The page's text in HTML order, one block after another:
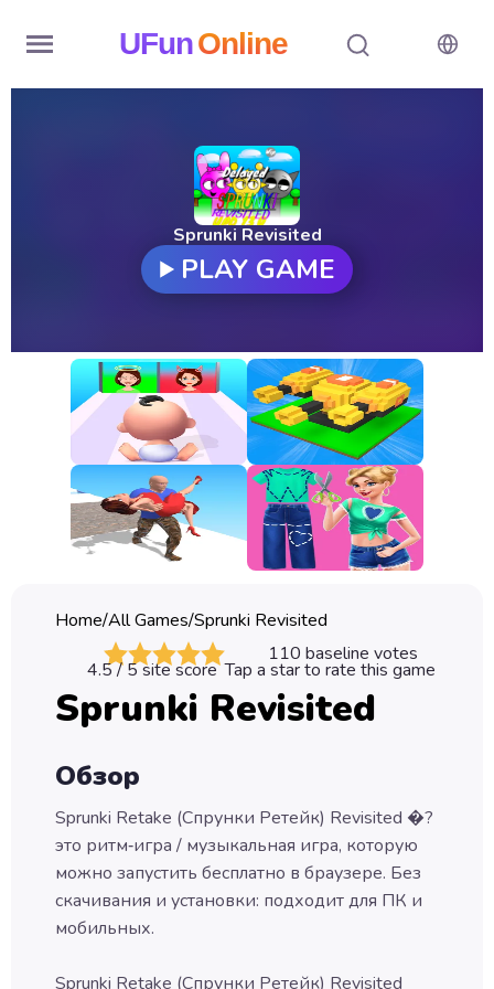
UFunOnline
New
Games
All
Games
Classic
Sprunki
Games
Car
Games
Games
Puzzle
Games
Sprunki Revisited
PLAY GAME
Home/All Games/Sprunki Revisited
110 baseline votes
4.5/ 5 site score Tap a star to rate this game
Sprunki Revisited
Обзор
Sprunki Retake (Спрунки Ретейк) Revisited �?
это ритм‑игра / музыкальная игра, которую
можно запустить бесплатно в браузере. Без
скачивания и установки: подходит для ПК и
мобильных.
Sprunki Retake (Спрунки Ретейк) Revisited